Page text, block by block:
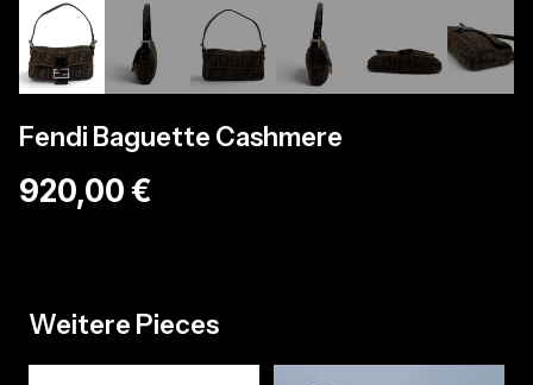
Fendi Baguette Cashmere
920,00 €
Weitere Pieces